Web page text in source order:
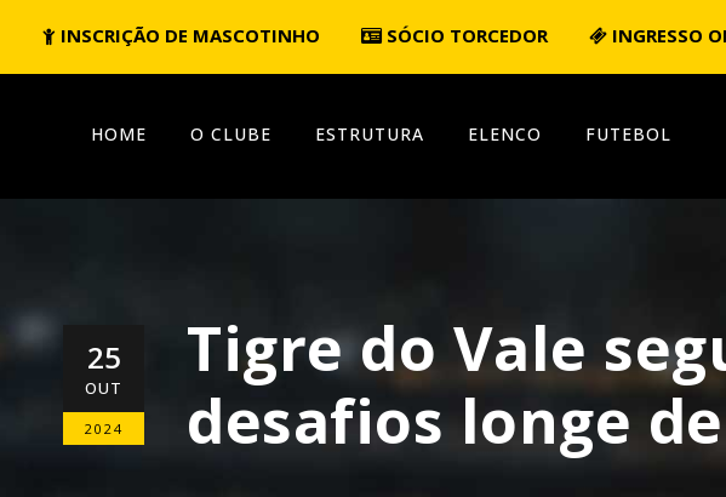
INSCRIÇÃO DE MASCOTINHO SÓCIO TORCEDOR INGRESSO
HOME O CLUBE ESTRUTURA ELENCO FUTEBOL
25
OUT
2024
Tigre do Vale
desafios longe